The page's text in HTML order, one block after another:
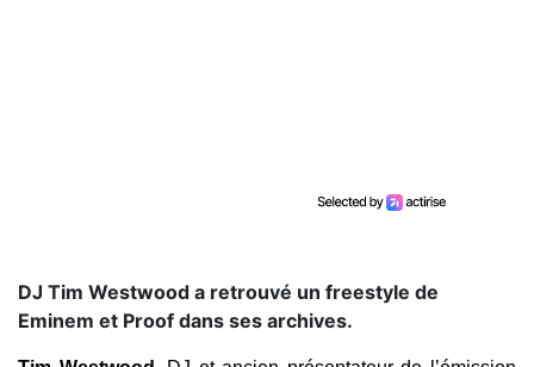
DJ Tim Westwood a retrouvé un freestyle de
Eminem et Proof dans ses archives.